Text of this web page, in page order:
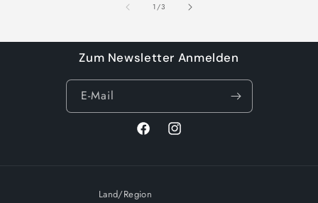
1/von
3
Zum Newsletter Anmelden
E-Mail
FacebookInstagram
Land/Region